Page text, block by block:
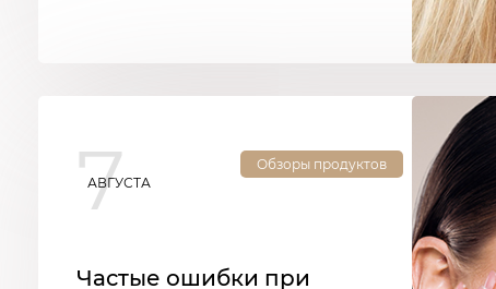
7
АВГУСТА
Обзоры продуктов
Частые ошибки при